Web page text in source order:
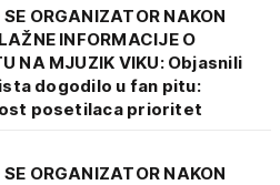
ORGANIZATOR NAKON
INFORMACIJE O
NA MJUZIK VIKU: Objasnili
dogodilo u fan pitu:
posetilaca prioritet
ORGANIZATOR NAKON